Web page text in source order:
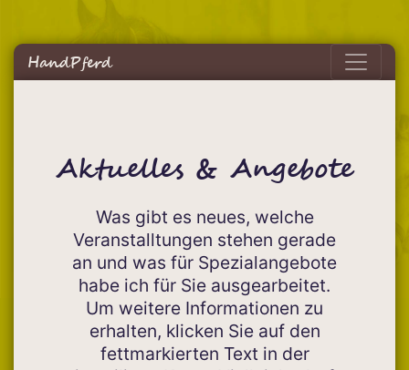
HandPferd
Aktuelles & Angebote
Was gibt es neues, welche
Veranstalltungen stehen gerade
an und was für Spezialangebote
habe ich für Sie ausgearbeitet.
Um weitere Informationen zu
erhalten, klicken Sie auf den
fettmarkierten Text in der